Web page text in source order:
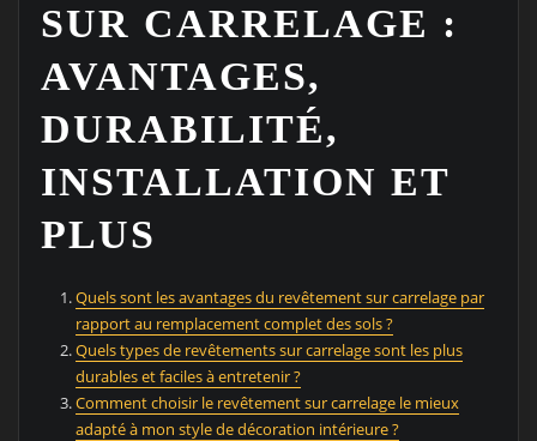
SUR CARRELAGE :
AVANTAGES,
DURABILITÉ,
INSTALLATION ET
PLUS
Quels sont les avantages du revêtement sur carrelage par
rapport au remplacement complet des sols ?
Quels types de revêtements sur carrelage sont les plus
durables et faciles à entretenir ?
Comment choisir le revêtement sur carrelage le mieux
adapté à mon style de décoration intérieure ?